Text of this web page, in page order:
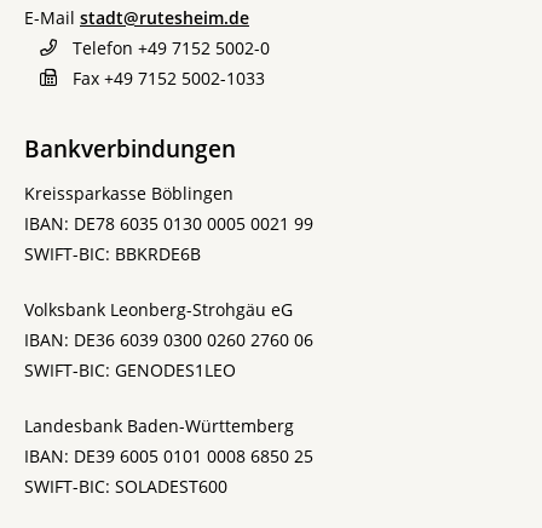
E-Mail stadt@rutesheim.de
Telefon +49 7152 5002-0
Fax +49 7152 5002-1033
Bankverbindungen
Kreissparkasse Böblingen
IBAN: DE78 6035 0130 0005 0021 99
SWIFT-BIC: BBKRDE6B
Volksbank Leonberg-Strohgäu eG
IBAN: DE36 6039 0300 0260 2760 06
SWIFT-BIC: GENODES1LEO
Landesbank Baden-Württemberg
IBAN: DE39 6005 0101 0008 6850 25
SWIFT-BIC: SOLADEST600